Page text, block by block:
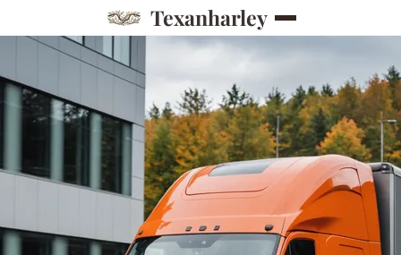
Texanharley